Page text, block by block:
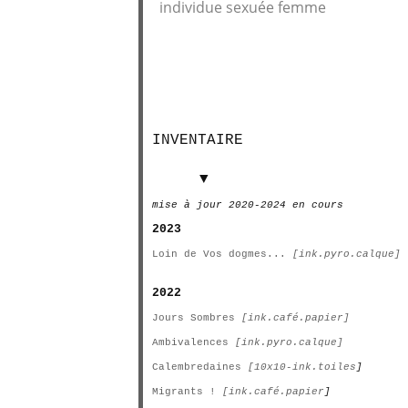
individue sexuée femme
INVENTAIRE
▼
mise à jour 2020-2024 en cours
2023
Loin de Vos dogmes... [ink.pyro.calque]
2022
Jours Sombres [ink.café.papier]
Ambivalences [ink.pyro.calque]
Calembredaines [10x10-ink.toiles ]
Migrants ! [ink.café.papier ]